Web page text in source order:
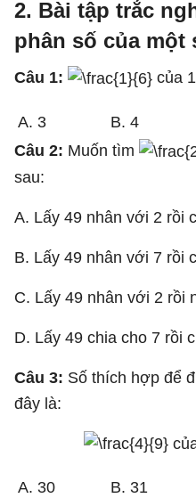
2. Bài tập trắc
phân số của một
Câu 1: của
A. 3 B. 4
Câu 2: Muốn tìm
sau:
A. Lấy 49 nhân với 2 rồi
B. Lấy 49 nhân với 7 rồi
C. Lấy 49 nhân với 2 rồi
D. Lấy 49 chia cho 7 rồi
Câu 3: Số thích hợp để
đây là:
A. 30 B. 31